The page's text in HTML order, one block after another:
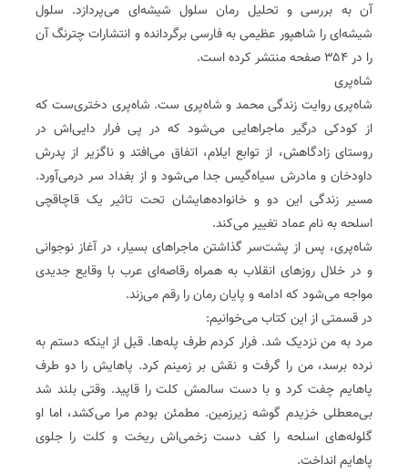
آن به بررسی و تحلیل رمان سلول شیشه‌ای می‌پردازد. سلول
شیشه‌ای را شاهپور عظیمی به فارسی برگردانده و انتشارات چترنگ آن
را در ۳۵۴ صفحه منتشر کرده است.
شاه‌پری
شاه‌‌پری روایت زندگی محمد و شاه‌پری‌‌ ست. شاه‌پری دختری‌ست که
از کودکی درگیر‌ ماجراهایی می‌شود که در پی فرار دایی‌اش در
روستای زادگاهش، از توابع ایلام، اتفاق می‌افتد و ناگزیر از پدرش
داودخان و مادرش سیاه‌گیس جدا می‌شود و از بغداد سر درمی‌آورد.
مسیر زندگی این دو و خانواده‌هایشان تحت تاثیر یک قاچاقچی
اسلحه به نام عماد تغییر می‌کند.
شاه‌پری، پس از پشت‌سر گذاشتن ماجراهای بسیار، در آغاز نوجوانی
و در خلال روزهای انقلاب به همراه رقاصه‌ای عرب با وقایع جدیدی
مواجه می‌شود که ادامه و پایان رمان را رقم می‌زند.
در قسمتی از این کتاب می‌خوانیم:
مرد به من نزدیک شد. فرار کردم طرف پله‌ها. قبل از اینکه دستم به
نرده برسد‌، من را گرفت و نقش بر زمینم کرد. پاهایش را دو طرف
پاهایم چفت کرد و با دست سالمش کلت را قاپید. وقتی بلند شد
بی‌معطلی خزیدم گوشه زیرزمین. مطمئن بودم مرا می‌کشد، اما او
گلوله‌های اسلحه را کف دست زخمی‌اش ریخت و کلت را جلوی
پاهایم انداخت.